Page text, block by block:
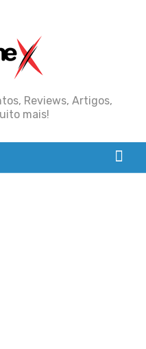
Reviews, Artigos,
mais!